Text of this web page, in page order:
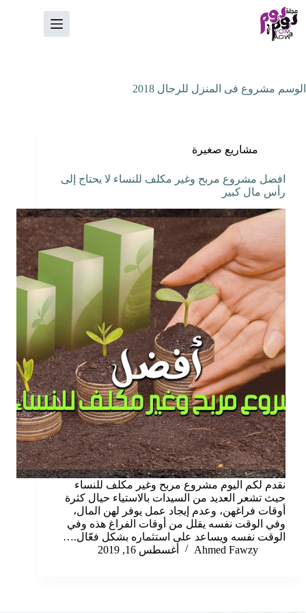
التجاوز
إلى
المحتوى
الوسم مشروع فى المنزل للرجال 2018
مشاريع صغيرة
افضل مشروع مربح وغير مكلف للنساء لا يحتاج إلى
رأس مال كبير
نقدم لكم اليوم مشروع مربح وغير مكلف للنساء
حيث تشعر العديد من السيدات بالاستياء حيال كثرة
أوقات فراغهن، وعدم إيجاد عمل يوفر لهن المال،
وفي الوقت نفسه يقلل من أوقات الفراغ هذه وفي
الوقت نفسه ويساعد على استثماره بشكل فعّال.…
Ahmed Fawzy
أغسطس 16, 2019